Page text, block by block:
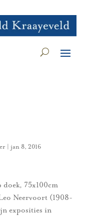
| jan 8, 2016
75x100cm
Neervoort (1908-
exposities in